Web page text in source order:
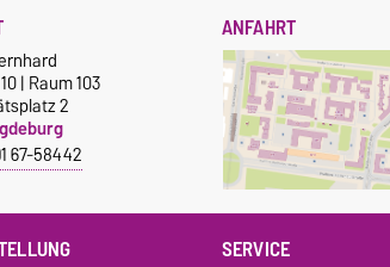
| Raum 103
2
67-58442
ANFAHRT
SERVICE